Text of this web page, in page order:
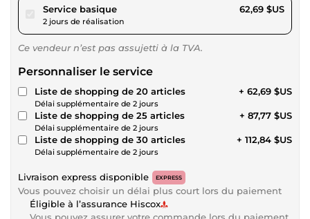
Service basiquepour 57,78 $US
2 jours de réalisation
62,69 $US
Ce vendeur n’est pas assujetti à la TVA.
Personnaliser le service
Liste de shopping de 20 articles
Délai supplémentaire de 2 jours
+ 62,69 $US
Liste de shopping de 25 articles
Délai supplémentaire de 2 jours
+ 87,77 $US
Liste de shopping de 30 articles
Délai supplémentaire de 2 jours
+ 112,84 $US
Livraison express disponible EXPRESS
Vous pouvez choisir un délai plus court lors du paiement
Éligible à l’assurance Hiscox